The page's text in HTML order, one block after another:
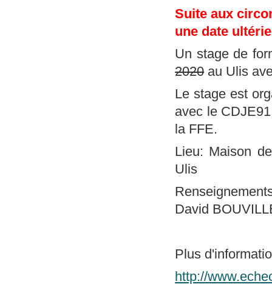
Suite aux
une date
Un stage de
2020au Ulis
Le stage est
avec le
la FFE.
Lieu: Maison
Ulis
David
Plus
http://